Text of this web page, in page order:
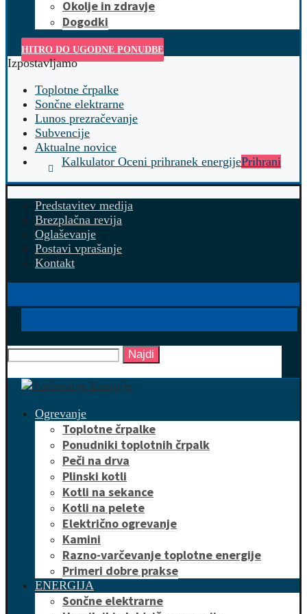
Okolje in zdravje
Dogodki
HITRO DO UGODNE PONUDBE
Izpostavljamo
Toplotne črpalke
Sončne elektrarne
Lunos prezračevanje
Subvencije
Aktualne novice
Kalkulator Oceni prihranek energijePrihrani
Predstavitev medija
Brezplačna revija
Oglaševanje
Postavi vprašanje
Kontakt
Najdi
Ogrevanje
Toplotne črpalke
Ponudniki toplotnih črpalk
Peči na drva
Plinski kotli
Kotli na sekance
Kotli na pelete
Električno ogrevanje
Kamini
Razno-varčevanje toplotne energije
Primeri dobre prakse
ENERGIJA
Sončne elektrarne